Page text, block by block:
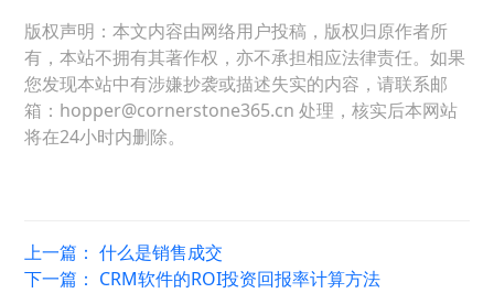
版权声明：本文内容由网络用户投稿，版权归原作者所
有，本站不拥有其著作权，亦不承担相应法律责任。如果
您发现本站中有涉嫌抄袭或描述失实的内容，请联系邮
箱：hopper@cornerstone365.cn 处理，核实后本网站
将在24小时内删除。
上一篇：什么是销售成交
下一篇： CRM软件的ROI投资回报率计算方法